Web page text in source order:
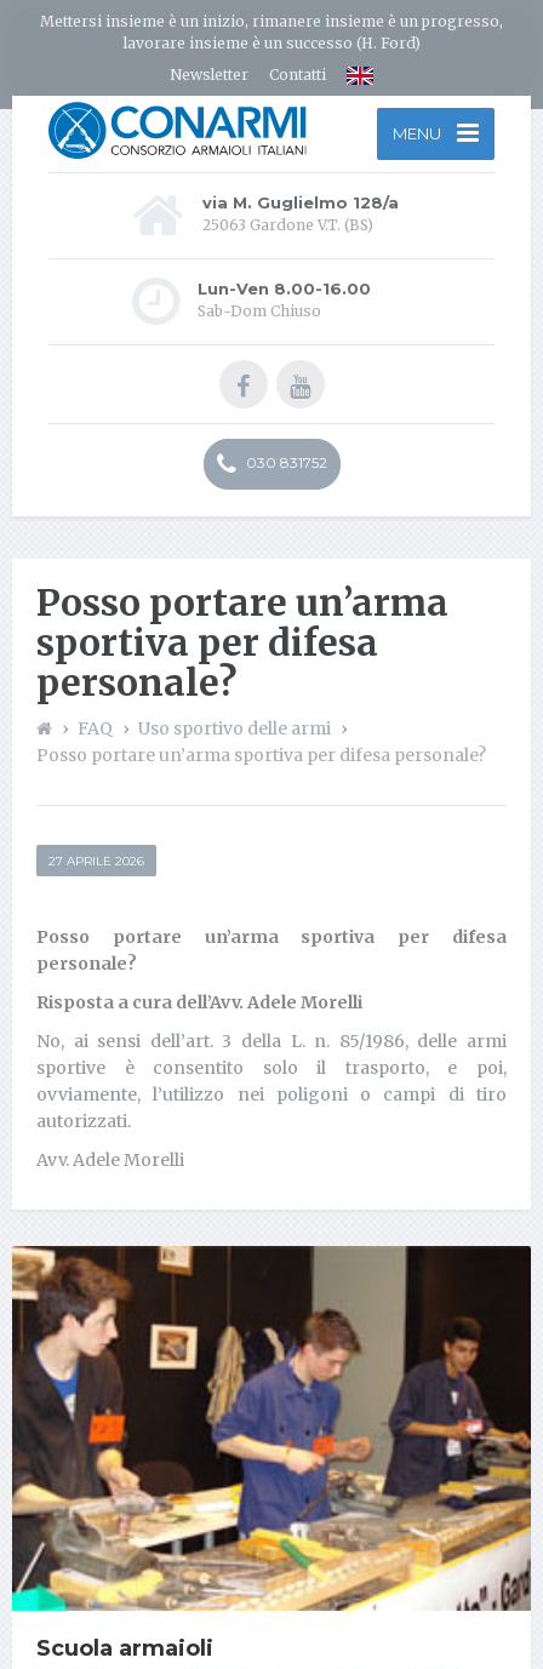
Mettersi insieme è un inizio, rimanere insieme è un progresso,
lavorare insieme è un successo (H. Ford)
Newsletter
Contatti
MENU
via M. Guglielmo 128/a
25063 Gardone V.T. (BS)
Lun-Ven 8.00-16.00
Sab-Dom Chiuso
030 831752
Posso portare un’arma
sportiva per difesa
personale?
FAQ
Uso sportivo delle armi
Posso portare un’arma sportiva per difesa personale?
27 APRILE 2026
Posso portare un’arma sportiva per difesa
personale?
Risposta a cura dell’Avv. Adele Morelli
No, ai sensi dell’art. 3 della L. n. 85/1986, delle armi
sportive è consentito solo il trasporto, e poi,
ovviamente, l’utilizzo nei poligoni o campi di tiro
autorizzati.
Avv. Adele Morelli
Scuola armaioli